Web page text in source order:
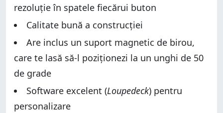
rezoluție în spatele fiecărui buton
Calitate bună a construcției
Are inclus un suport magnetic de birou,
care te lasă să-l poziționezi la un unghi de 50
de grade
Software excelent (Loupedeck) pentru
personalizare